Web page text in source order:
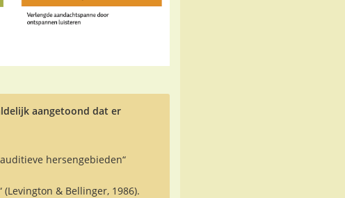
aangetoond dat er
hersengebieden“
& Bellinger, 1986).